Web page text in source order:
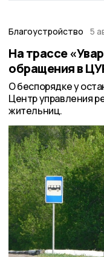
Благоустройство 5
На трассе
обращения в
О беспорядке у
Центр управления
жительниц.